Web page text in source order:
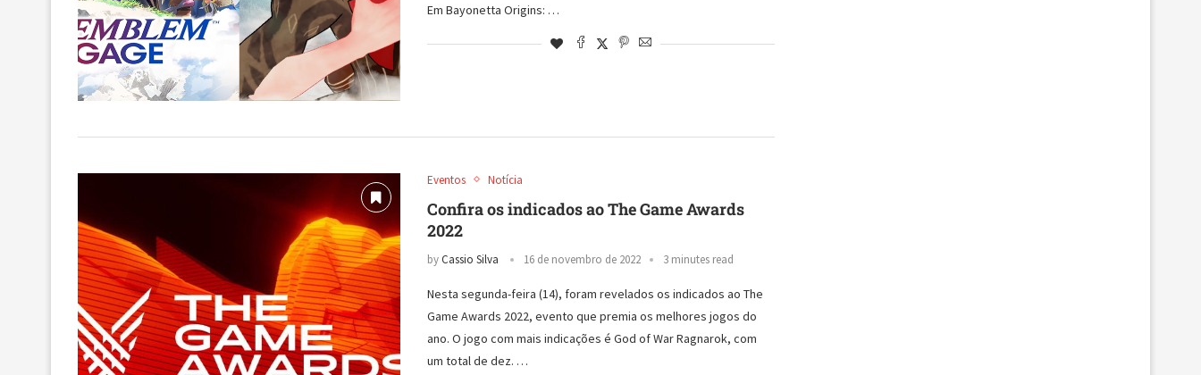
Em Bayonetta Origins: …
Eventos Notícia
Confira os indicados ao The Game Awards
2022
byCassio Silva 16 de novembro de 2022 3 minutes read
Nesta segunda-feira (14), foram revelados os indicados ao The
Game Awards 2022, evento que premia os melhores jogos do
ano. O jogo com mais indicações é God of War Ragnarok, com
um total de dez. …